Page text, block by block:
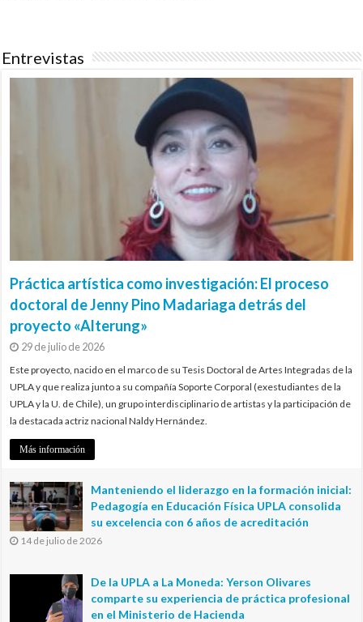
Entrevistas
Práctica artística como investigación: El proceso
doctoral de Jenny Pino Madariaga detrás del
proyecto «Alterung»
29 de julio de 2026
Este proyecto, nacido en el marco de su Tesis Doctoral de Artes Integradas de la
UPLA y que realiza junto a su compañía Soporte Corporal (exestudiantes de la
UPLA y la U. de Chile), un grupo interdisciplinario de artistas y la participación de
la destacada actriz nacional Naldy Hernández.
Más información
Manteniendo el liderazgo en la formación inicial:
Pedagogía en Educación Física UPLA consolida
su excelencia con 6 años de acreditación
14 de julio de 2026
De la UPLA a La Moneda: Yerson Olivares
comparte su experiencia de práctica profesional
en el Ministerio de Hacienda